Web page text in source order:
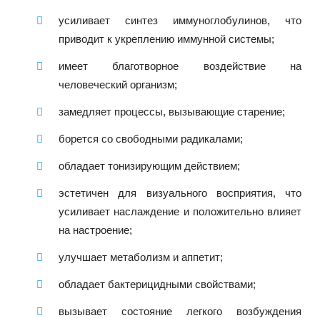
усиливает синтез иммуноглобулинов, что
приводит к укреплению иммунной системы;
имеет благотворное воздействие на
человеческий организм;
замедляет процессы, вызывающие старение;
борется со свободными радикалами;
обладает тонизирующим действием;
эстетичен для визуального восприятия, что
усиливает наслаждение и положительно влияет
на настроение;
улучшает метаболизм и аппетит;
обладает бактерицидными свойствами;
вызывает состояние легкого возбуждения